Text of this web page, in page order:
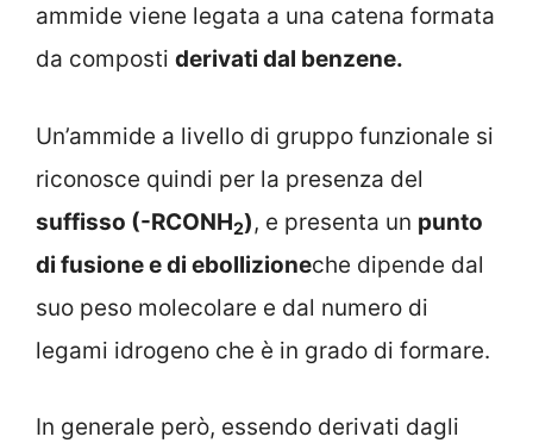
ammide viene legata a una catena formata
da composti derivati dal benzene.
Un’ammide a livello di gruppo funzionale si
riconosce quindi per la presenza del
suffisso (-RCONH2), e presenta un punto
di fusione e di ebollizioneche dipende dal
suo peso molecolare e dal numero di
legami idrogeno che è in grado di formare.
In generale però, essendo derivati dagli